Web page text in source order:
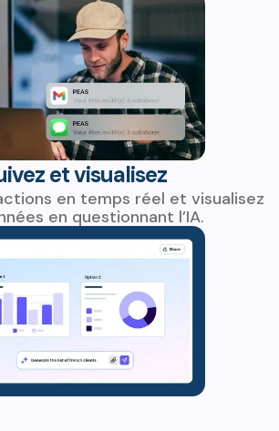
et visualisez
en temps réel et visualisez
en questionnant l’IA.